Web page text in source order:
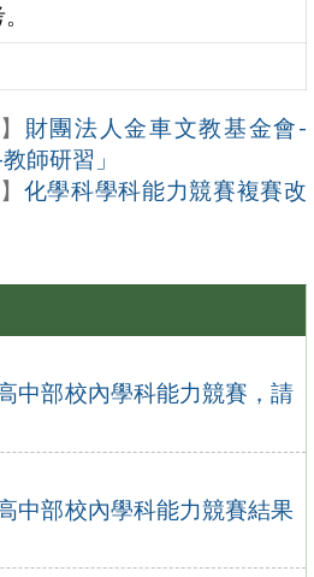
中部校內學科能力競賽，請
中部校內學科能力競賽結果
財團法人金車文教基金會-
師研習」
化學科學科能力競賽複賽改